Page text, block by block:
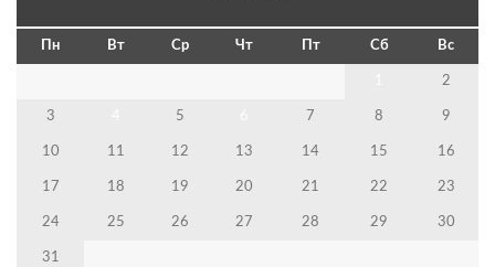
Пн Вт Ср Чт Пт Сб Вс
2
3 5 7 8 9
10 11 12 13 14 15 16
17 18 19 20 21 22 23
24 25 26 27 28 29 30
31